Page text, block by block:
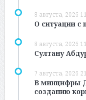
8 августа, 2026
О ситуации с
8 августа, 2026
Султану
7 августа, 2026
В минцифры
созданию